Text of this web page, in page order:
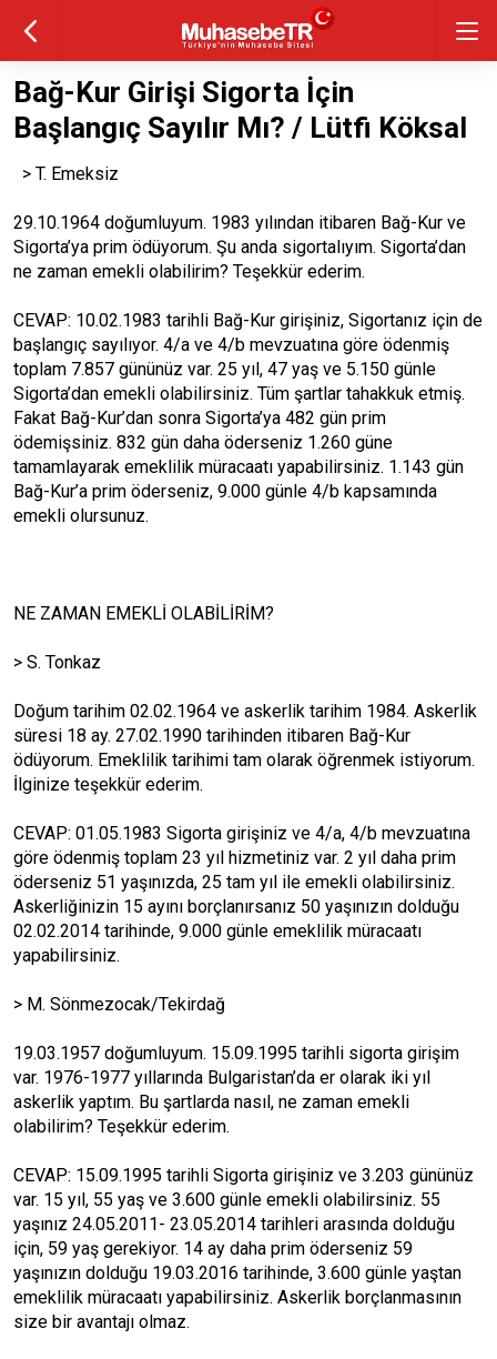
Bağ-Kur Girişi Sigorta İçin
Başlangıç Sayılır Mı? / Lütfi Köksal
> T. Emeksiz
29.10.1964 doğumluyum. 1983 yılından itibaren Bağ-Kur ve
Sigorta’ya prim ödüyorum. Şu anda sigortalıyım. Sigorta’dan
ne zaman emekli olabilirim? Teşekkür ederim.
CEVAP: 10.02.1983 tarihli Bağ-Kur girişiniz, Sigortanız için de
başlangıç sayılıyor. 4/a ve 4/b mevzuatına göre ödenmiş
toplam 7.857 gününüz var. 25 yıl, 47 yaş ve 5.150 günle
Sigorta’dan emekli olabilirsiniz. Tüm şartlar tahakkuk etmiş.
Fakat Bağ-Kur’dan sonra Sigorta’ya 482 gün prim
ödemişsiniz. 832 gün daha öderseniz 1.260 güne
tamamlayarak emeklilik müracaatı yapabilirsiniz. 1.143 gün
Bağ-Kur’a prim öderseniz, 9.000 günle 4/b kapsamında
emekli olursunuz.
NE ZAMAN EMEKLİ OLABİLİRİM?
> S. Tonkaz
Doğum tarihim 02.02.1964 ve askerlik tarihim 1984. Askerlik
süresi 18 ay. 27.02.1990 tarihinden itibaren Bağ-Kur
ödüyorum. Emeklilik tarihimi tam olarak öğrenmek istiyorum.
İlginize teşekkür ederim.
CEVAP: 01.05.1983 Sigorta girişiniz ve 4/a, 4/b mevzuatına
göre ödenmiş toplam 23 yıl hizmetiniz var. 2 yıl daha prim
öderseniz 51 yaşınızda, 25 tam yıl ile emekli olabilirsiniz.
Askerliğinizin 15 ayını borçlanırsanız 50 yaşınızın dolduğu
02.02.2014 tarihinde, 9.000 günle emeklilik müracaatı
yapabilirsiniz.
> M. Sönmezocak/Tekirdağ
19.03.1957 doğumluyum. 15.09.1995 tarihli sigorta girişim
var. 1976-1977 yıllarında Bulgaristan’da er olarak iki yıl
askerlik yaptım. Bu şartlarda nasıl, ne zaman emekli
olabilirim? Teşekkür ederim.
CEVAP: 15.09.1995 tarihli Sigorta girişiniz ve 3.203 gününüz
var. 15 yıl, 55 yaş ve 3.600 günle emekli olabilirsiniz. 55
yaşınız 24.05.2011- 23.05.2014 tarihleri arasında dolduğu
için, 59 yaş gerekiyor. 14 ay daha prim öderseniz 59
yaşınızın dolduğu 19.03.2016 tarihinde, 3.600 günle yaştan
emeklilik müracaatı yapabilirsiniz. Askerlik borçlanmasının
size bir avantajı olmaz.